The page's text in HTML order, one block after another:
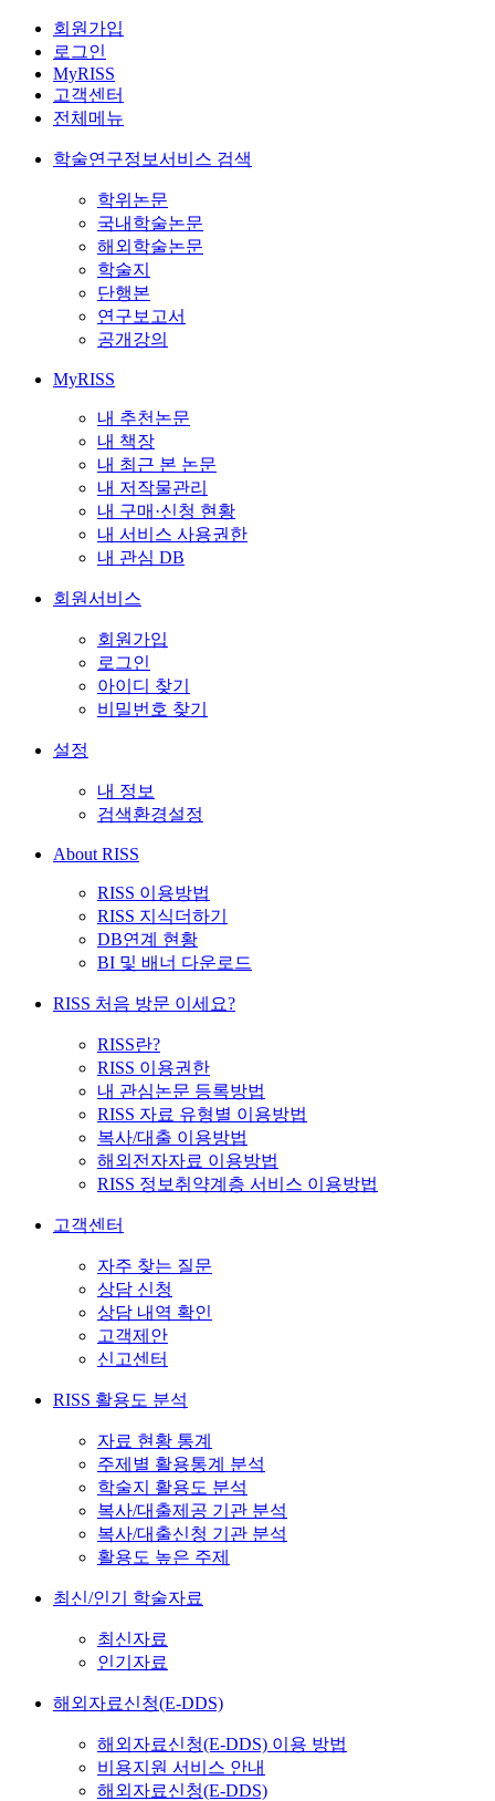
회원가입
로그인
MyRISS
고객센터
전체메뉴
학술연구정보서비스 검색
학위논문
국내학술논문
해외학술논문
학술지
단행본
연구보고서
공개강의
MyRISS
내 추천논문
내 책장
내 최근 본 논문
내 저작물관리
내 구매·신청 현황
내 서비스 사용권한
내 관심 DB
회원서비스
회원가입
로그인
아이디 찾기
비밀번호 찾기
설정
내 정보
검색환경설정
About RISS
RISS 이용방법
RISS 지식더하기
DB연계 현황
BI 및 배너 다운로드
RISS 처음 방문 이세요?
RISS란?
RISS 이용권한
내 관심논문 등록방법
RISS 자료 유형별 이용방법
복사/대출 이용방법
해외전자자료 이용방법
RISS 정보취약계층 서비스 이용방법
고객센터
자주 찾는 질문
상담 신청
상담 내역 확인
고객제안
신고센터
RISS 활용도 분석
자료 현황 통계
주제별 활용통계 분석
학술지 활용도 분석
복사/대출제공 기관 분석
복사/대출신청 기관 분석
활용도 높은 주제
최신/인기 학술자료
최신자료
인기자료
해외자료신청(E-DDS)
해외자료신청(E-DDS) 이용 방법
비용지원 서비스 안내
해외자료신청(E-DDS)